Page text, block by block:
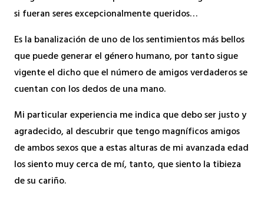
si fueran seres excepcionalmente queridos…
Es la banalización de uno de los sentimientos más bellos
que puede generar el género humano, por tanto sigue
vigente el dicho que el número de amigos verdaderos se
cuentan con los dedos de una mano.
Mi particular experiencia me indica que debo ser justo y
agradecido, al descubrir que tengo magníficos amigos
de ambos sexos que a estas alturas de mi avanzada edad
los siento muy cerca de mí, tanto, que siento la tibieza
de su cariño.